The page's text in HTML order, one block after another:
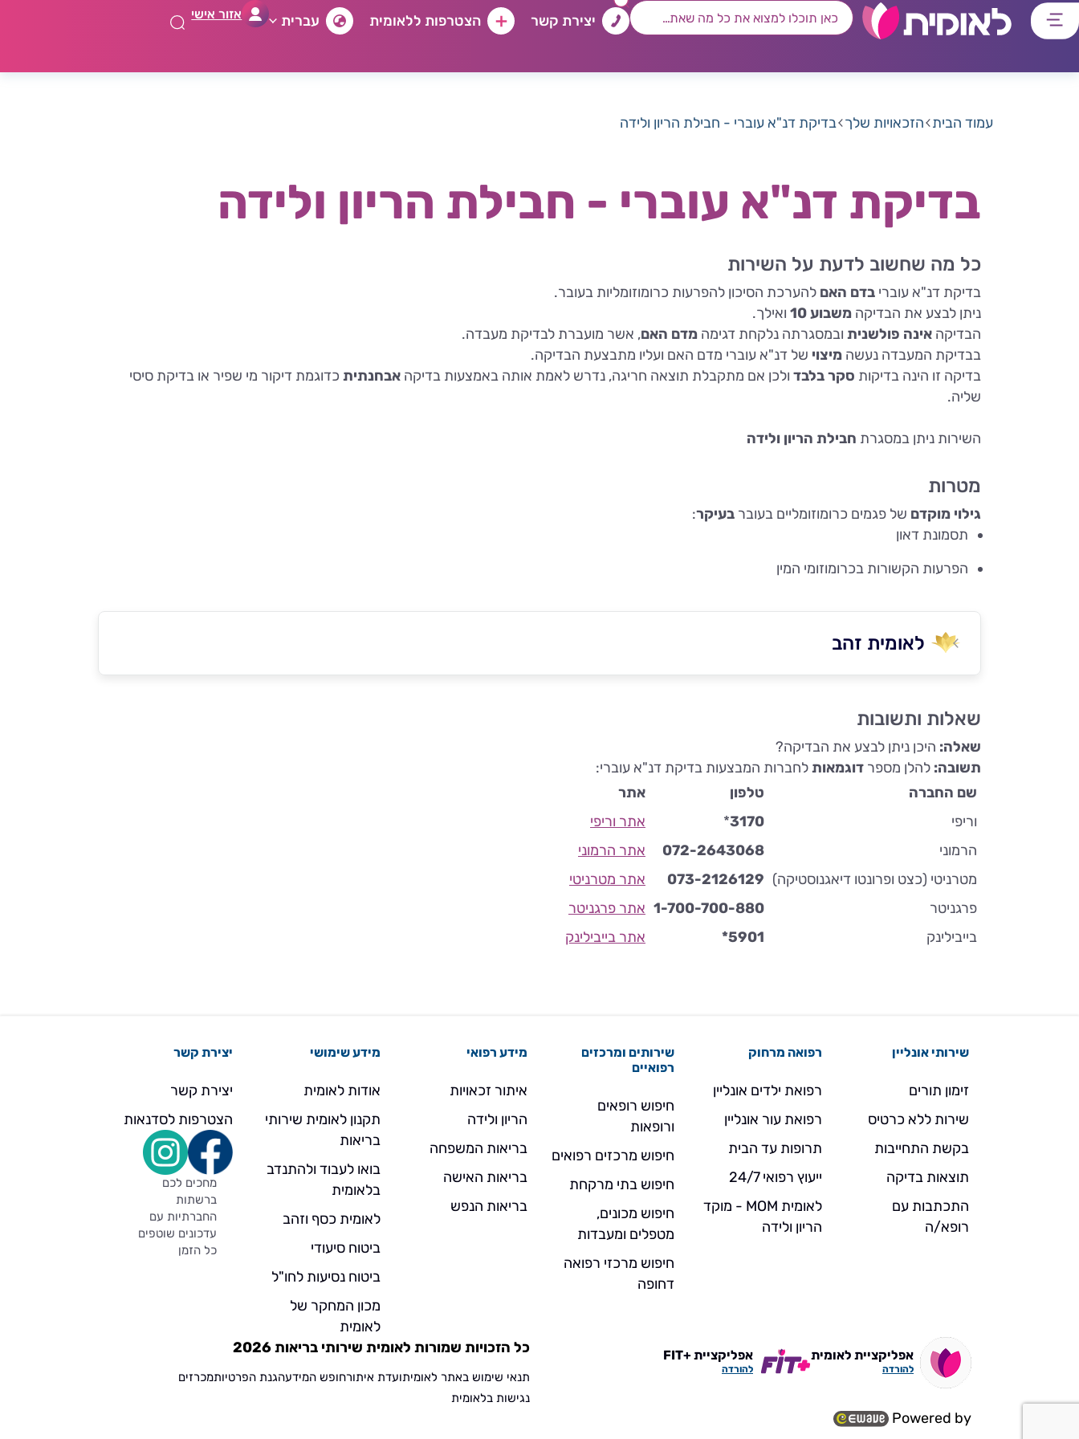
דלג
דלג
דלג
דלג
יצירת קשר הצטרפות ללאומית עברית אזור אישי
עמוד הבית הזכאויות שלך בדיקת דנ"א עוברי - חבילת הריון ולידה
בדיקת דנ"א עוברי - חבילת הריון ולידה
כל מה שחשוב לדעת על השירות
בדיקת דנ"א עוברי בדם האם להערכת הסיכון להפרעות כרומוזומליות בעובר.
ניתן לבצע את הבדיקה משבוע 10
ואילך.
הבדיקה אינה פולשנית ובמסגרתה נלקחת דגימה מדם האם, אשר מועברת לבדיקת מעבדה.
בבדיקת המעבדה נעשה מיצוי של דנ"א עוברי מדם האם ועליו מתבצעת הבדיקה.
בדיקה זו הינה בדיקות סקר בלבד ולכן אם מתקבלת תוצאה חריגה, נדרש לאמת אותה באמצעות בדיקה אבחנתית כדוגמת דיקור מי שפיר או בדיקת סיסי
שליה.
השירות ניתן במסגרת חבילת הריון ולידה
מטרות
גילוי מוקדם של פגמים כרומוזומליים בעובר בעיקר:
תסמונת דאון
הפרעות הקשורות בכרומוזומי המין
לאומית זהב
שאלות ותשובות
שאלה: היכן ניתן לבצע את הבדיקה?
תשובה: להלן מספר דוגמאותלחברות המבצעות בדיקת דנ"א עוברי:
שם החברה
טלפון
אתר
וריפי
3170
*
אתר וריפי
הרמוני
072-2643068
אתר הרמוני
מטרניטי (כצט ופרונטו דיאגנוסטיקה) 073-2126129
אתר מטרניטי
פרגניטר
1-700-700-880 אתר פרגניטר
בייבילינק
5901* אתר בייבילינק
שירותי אונליין
זימון תורים
שירות ללא כרטיס
בקשת התחייבות
תוצאות בדיקה
התכתבות עם
רופא/ה
רפואה מרחוק
רפואת ילדים אונליין
רפואת עור אונליין
תרופות עד הבית
ייעוץ רפואי 24/7
לאומית MOM - מוקד
הריון ולידה
שירותים ומרכזים
רפואיים
חיפוש רופאים
ורופאות
חיפוש מרכזים רפואים
חיפוש בתי מרקחת
חיפוש מכונים,
מטפלים ומעבדות
חיפוש מרכזי רפואה
דחופה
מידע רפואי
איתור זכאויות
הריון ולידה
בריאות המשפחה
בריאות האישה
בריאות הנפש
מידע שימושי
אודות לאומית
תקנון לאומית שירותי
בריאות
בואו לעבוד ולהתנדב
בלאומית
לאומית כסף וזהב
ביטוח סיעודי
ביטוח נסיעות לחו"ל
מכון המחקר של
לאומית
יצירת קשר
יצירת קשר
הצטרפות לסדנאות
מחכים לכם
ברשתות
החברתיות עם
עדכונים שוטפים
כל הזמן
אפליקציית לאומית
להורדה
אפליקציית +FIT
להורדה
כל הזכויות שמורות לאומית שירותי בריאות 2026
תנאי שימוש באתר לאומיתועדת איתורחופש המידעהגנת הפרטיותמכרזים
נגישות בלאומית
Powered by